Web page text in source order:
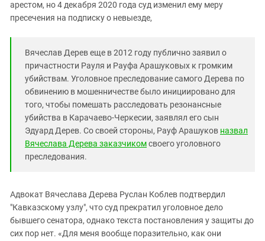
арестом, но 4 декабря 2020 года суд изменил ему меру
пресечения на подписку о невыезде,
Вячеслав Дерев еще в 2012 году публично заявил о
причастности Рауля и Рауфа Арашуковых к громким
убийствам. Уголовное преследование самого Дерева по
обвинению в мошенничестве было инициировано для
того, чтобы помешать расследовать резонансные
убийства в Карачаево-Черкесии, заявлял его сын
Эдуард Дерев. Со своей стороны, Рауф Арашуков назвал
Вячеслава Дерева заказчикомсвоего уголовного
преследования.
Адвокат Вячеслава Дерева Руслан Коблев подтвердил
"Кавказскому узлу", что суд прекратил уголовное дело
бывшего сенатора, однако текста постановления у защиты до
сих пор нет. «Для меня вообще поразительно, как они